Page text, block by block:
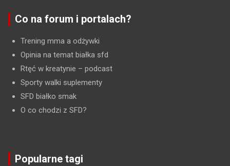
Co na forum i portalach?
Trening mma a odżywki
Opinia na temat białka sfd
Rtęć w kreatynie – podcast
Sporty walki suplementy
SFD białko smak
O co chodzi z SFD?
Popularne tagi